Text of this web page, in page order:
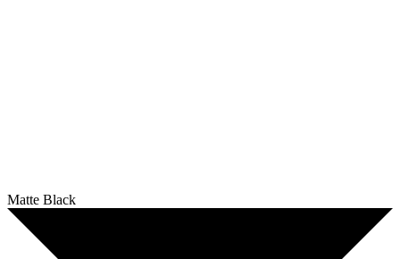
Matte Black